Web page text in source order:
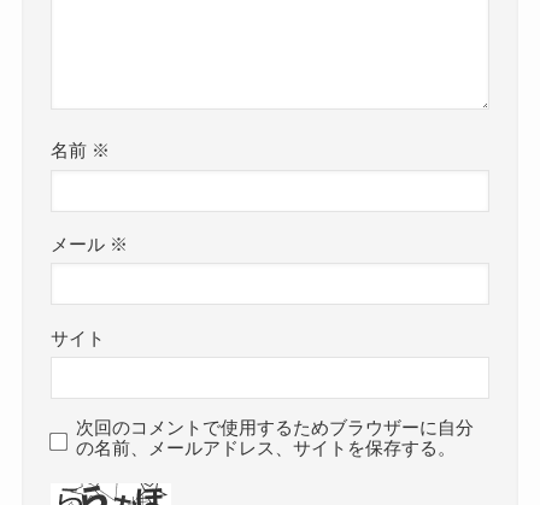
名前 ※
メール ※
サイト
次回のコメントで使用するためブラウザーに自分
の名前、メールアドレス、サイトを保存する。